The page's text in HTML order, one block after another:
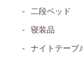
二段ベッド
寝装品
ナイトテーブ